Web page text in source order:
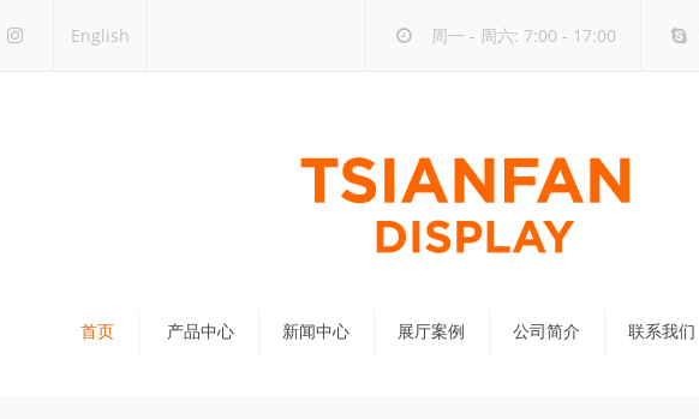
English 周一 - 周六: 7:00 - 17:00
首页 产品中心 新闻中心 展厅案例 公司简介 联系我们